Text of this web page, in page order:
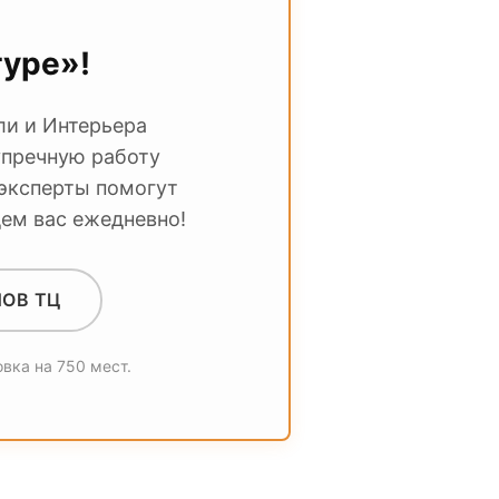
и Интерьера
работу
помогут
вас ежедневно!
ТЦ
на 750 мест.